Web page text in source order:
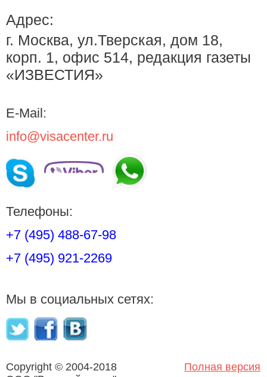
Адрес:
г. Москва, ул.Тверская, дом 18,
корп. 1, офис 514, редакция газеты
«ИЗВЕСТИЯ»
E-Mail:
info@visacenter.ru
Телефоны:
+7 (495) 488-67-98
+7 (495) 921-2269
Мы в социальных сетях:
Copyright © 2004-2018
Полная версия